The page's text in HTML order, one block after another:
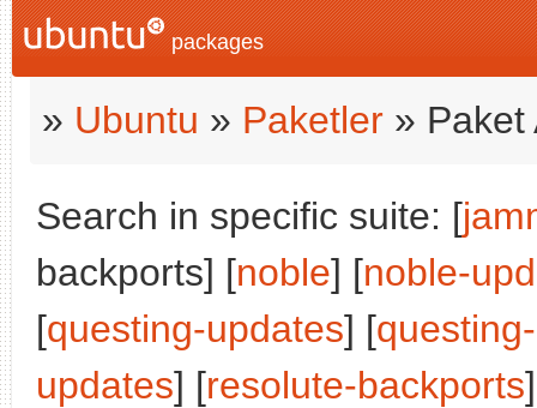
packages
» Ubuntu » Paketler » Paket
Search in specific suite: [
backports] [noble] [noble-
[questing-updates] [
updates] [resolute-backports